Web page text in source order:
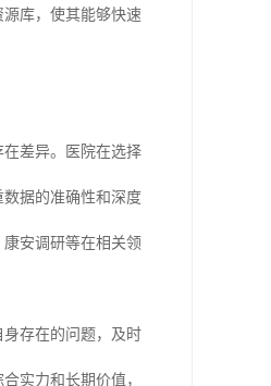
库，使其能够快速
差异。医院在选择
据的准确性和深度
安调研等在相关领
存在的问题，及时
实力和长期价值，